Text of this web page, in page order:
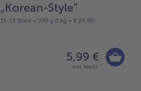
„Korean-Style”
11-13 Stück = 240 g (1 kg = € 24,96)
5,99 €
inkl. MwSt.